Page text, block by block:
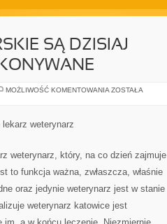
SĄ DZISIAJ
MOŻLIWOŚĆ KOMENTOWANIA DZISIEJSZE
ZOSTAŁA
lekarz weterynarz
weterynarz, który, na co dzień zajmuje
to funkcja ważna, zwłaszcza, właśnie
oraz jedynie weterynarz jest w stanie
weterynarz katowice jest